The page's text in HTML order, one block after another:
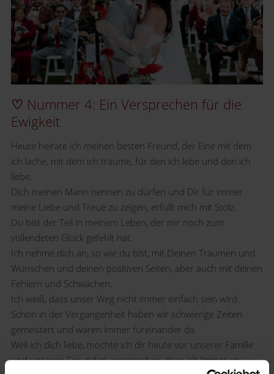
♡ Nummer 4: Ein Versprechen für die
Ewigkeit
Heute heirate ich meinen besten Freund, der Eine mit dem
ich lache, mit dem ich träume, für den ich lebe und den ich
liebe.
Dich meinen Mann nennen zu dürfen und Dir für immer
meine Liebe und Treue zu zeigen, erfüllt mich mit Stolz.
Du bist der Teil in meinem Leben, der mir noch zum
vollendeten Glück gefehlt hat.
Ich nehme dich an, so wie du bist, mit Deinen Träumen und
Wünschen und deinen positiven Seiten, aber auch mit deinen
Fehlern und Schwächen.
Ich weiß, dass unser Weg nicht immer einfach sein wird.
Schon in der Vergangenheit haben wir schwierige Zeiten
gemeistert und waren immer füreinander da.
Weil ich dich liebe, möchte ich dir heute vor unserer Familie
und unseren Freunden versprechen, dass ich immer an